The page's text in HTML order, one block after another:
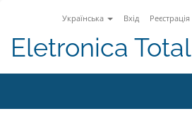
Українська Вхід Реєстрація
Eletronica Total